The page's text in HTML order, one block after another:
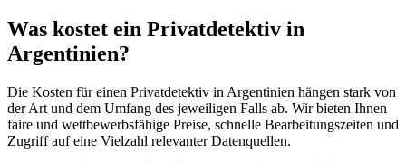
Was kostet ein Privatdetektiv in
Argentinien?
Die Kosten für einen Privatdetektiv in Argentinien hängen stark von
der Art und dem Umfang des jeweiligen Falls ab. Wir bieten Ihnen
faire und wettbewerbsfähige Preise, schnelle Bearbeitungszeiten und
Zugriff auf eine Vielzahl relevanter Datenquellen.